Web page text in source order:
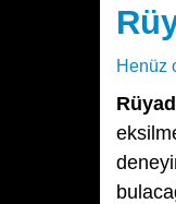
Henüz